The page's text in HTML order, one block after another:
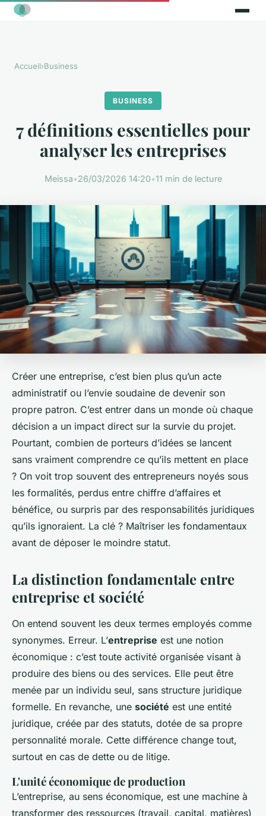
Accueil›Business
BUSINESS
7 définitions essentielles pour
analyser les entreprises
Meissa•26/03/2026 14:20•11 min de lecture
Créer une entreprise, c’est bien plus qu’un acte
administratif ou l’envie soudaine de devenir son
propre patron. C’est entrer dans un monde où chaque
décision a un impact direct sur la survie du projet.
Pourtant, combien de porteurs d’idées se lancent
sans vraiment comprendre ce qu’ils mettent en place
? On voit trop souvent des entrepreneurs noyés sous
les formalités, perdus entre chiffre d’affaires et
bénéfice, ou surpris par des responsabilités juridiques
qu’ils ignoraient. La clé ? Maîtriser les fondamentaux
avant de déposer le moindre statut.
La distinction fondamentale entre
entreprise et société
On entend souvent les deux termes employés comme
synonymes. Erreur. L’entreprise est une notion
économique : c’est toute activité organisée visant à
produire des biens ou des services. Elle peut être
menée par un individu seul, sans structure juridique
formelle. En revanche, une société est une entité
juridique, créée par des statuts, dotée de sa propre
personnalité morale. Cette différence change tout,
surtout en cas de dette ou de litige.
L'unité économique de production
L’entreprise, au sens économique, est une machine à
transformer des ressources (travail, capital, matières)